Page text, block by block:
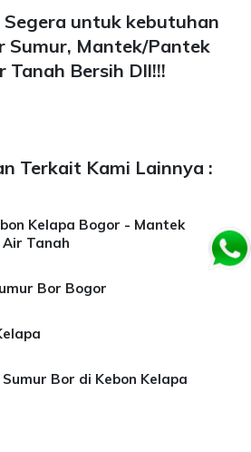
Segera untuk kebutuhan
Sumur, Mantek/Pantek
Tanah Bersih Dll!!!
Terkait Kami Lainnya :
Kelapa Bogor - Mantek
Tanah
Bor Bogor
Bor di Kebon Kelapa